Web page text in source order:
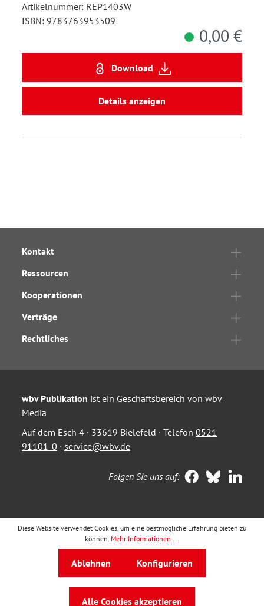
Artikelnummer: REP1403W
ISBN: 9783763953509
0,00 €
Download
Details anzeigen
Kontakt
Ressourcen
Kooperationen
Verträge
Rechtliches
wbv Publikation ist ein Geschäftsbereich von wbv
Media
Auf dem Esch 4 · 33619 Bielefeld · Telefon 0521
91101-0 · service@wbv.de
Folgen Sie uns auf:
Diese Website verwendet Cookies, um eine bestmögliche Erfahrung bieten zu
können. Mehr Informationen ...
Ablehnen Konfigurieren
Alle Cookies akzeptieren